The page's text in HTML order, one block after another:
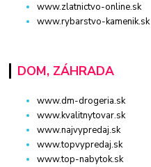
www.zlatnictvo-online.sk
www.rybarstvo-kamenik.sk
DOM, ZÁHRADA
www.dm-drogeria.sk
www.kvalitnytovar.sk
www.najvypredaj.sk
www.topvypredaj.sk
www.top-nabytok.sk